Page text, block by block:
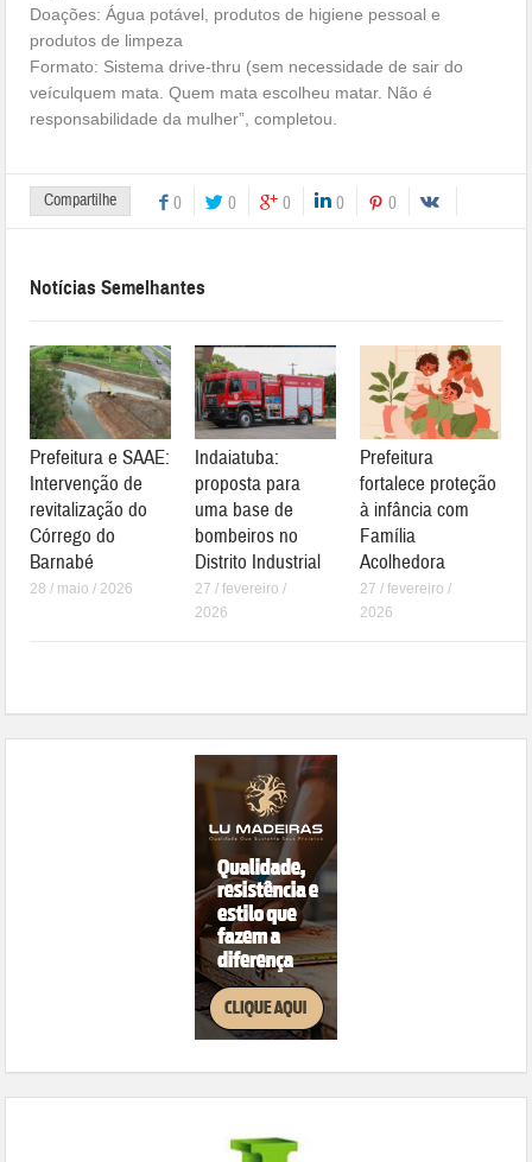
Doações: Água potável, produtos de higiene pessoal e
produtos de limpeza
Formato: Sistema drive-thru (sem necessidade de sair do
veículquem mata. Quem mata escolheu matar. Não é
responsabilidade da mulher”, completou.
Compartilhe 0 0 0 0 0
Notícias Semelhantes
Prefeitura e SAAE:
Intervenção de
revitalização do
Córrego do
Barnabé
28 / maio / 2026
Indaiatuba:
proposta para
uma base de
bombeiros no
Distrito Industrial
27 / fevereiro /
2026
Prefeitura
fortalece proteção
à infância com
Família
Acolhedora
27 / fevereiro /
2026